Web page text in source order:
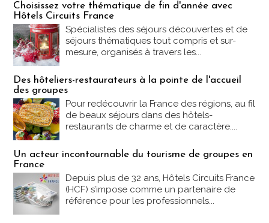
Choisissez votre thématique de fin d'année avec
Hôtels Circuits France
Spécialistes des séjours découvertes et de
séjours thématiques tout compris et sur-
mesure, organisés à travers les...
Des hôteliers-restaurateurs à la pointe de l'accueil
des groupes
Pour redécouvrir la France des régions, au fil
de beaux séjours dans des hôtels-
restaurants de charme et de caractère....
Un acteur incontournable du tourisme de groupes en
France
Depuis plus de 32 ans, Hôtels Circuits France
(HCF) s’impose comme un partenaire de
référence pour les professionnels...